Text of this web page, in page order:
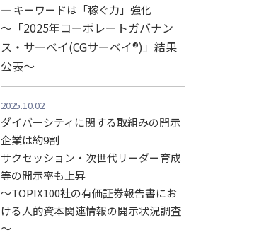
― キーワードは「稼ぐ力」強化
～「2025年コーポレートガバナン
ス・サーベイ(CGサーベイ®)」結果
公表～
2025.10.02
ダイバーシティに関する取組みの開示
企業は約9割
サクセッション・次世代リーダー育成
等の開示率も上昇
～TOPIX100社の有価証券報告書にお
ける人的資本関連情報の開示状況調査
～